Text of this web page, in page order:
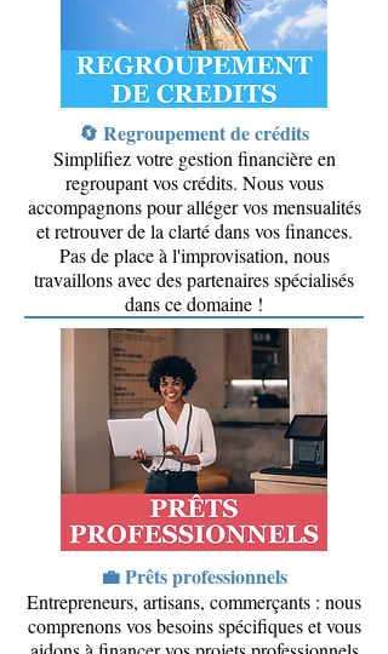
🔄 Regroupement de crédits
Simplifiez votre gestion financière en
regroupant vos crédits. Nous vous
accompagnons pour alléger vos mensualités
et retrouver de la clarté dans vos finances.
Pas de place à l'improvisation, nous
travaillons avec des partenaires spécialisés
dans ce domaine !
💼 Prêts professionnels
Entrepreneurs, artisans, commerçants : nous
comprenons vos besoins spécifiques et vous